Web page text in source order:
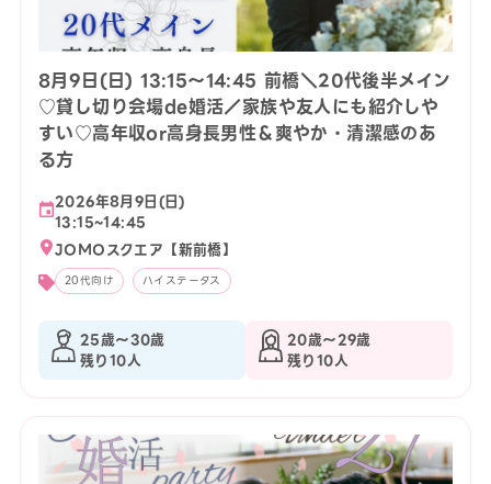
8月9日(日) 13:15〜14:45 前橋＼20代後半メイン
♡貸し切り会場de婚活／家族や友人にも紹介しや
すい♡高年収or高身長男性＆爽やか・清潔感のあ
る方
2026年8月9日(日)
13:15~14:45
JOMOスクエア【新前橋】
20代向け ハイステータス
25歳〜30歳
残り10人
20歳〜29歳
残り10人